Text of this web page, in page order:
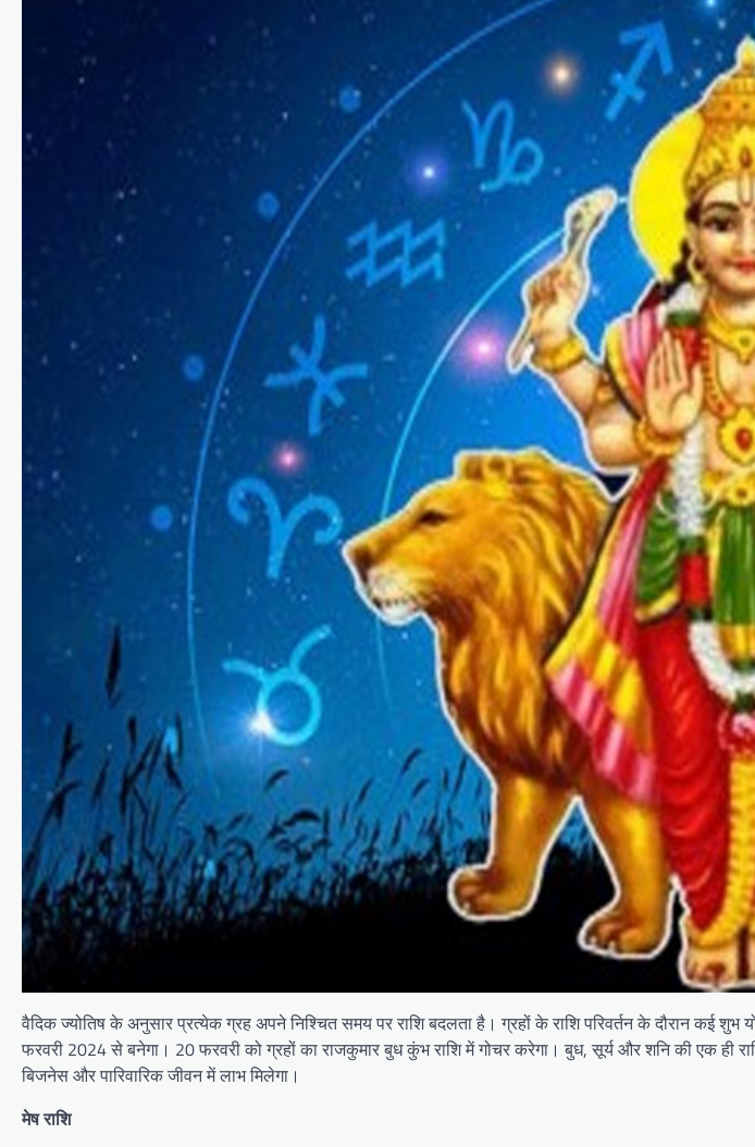
वैदिक ज्योतिष के अनुसार प्रत्येक ग्रह अपने निश्चित समय पर राशि बदलता है। ग्रहों के राशि परिवर्तन के दौरान कई
फरवरी 2024 से बनेगा। 20 फरवरी को ग्रहों का राजकुमार बुध कुंभ राशि में गोचर करेगा। बुध, सूर्य और शनि की एक ही
बिजनेस और पारिवारिक जीवन में लाभ मिलेगा।
मेष राशि